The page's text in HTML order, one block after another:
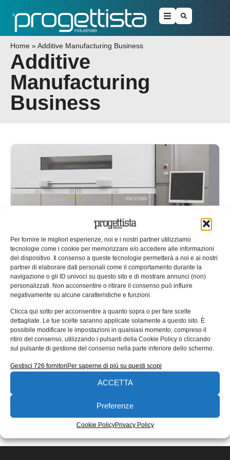
Per fornire le migliori esperienze, noi e i nostri partner utilizziamo
tecnologie come i cookie per memorizzare e/o accedere alle informazioni
del dispositivo. Il consenso a queste tecnologie permetterà a noi e ai nostri
partner di elaborare dati personali come il comportamento durante la
navigazione o gli ID univoci su questo sito e di mostrare annunci (non)
personalizzati. Non acconsentire o ritirare il consenso può influire
negativamente su alcune caratteristiche e funzioni.
Clicca qui sotto per acconsentire a quanto sopra o per fare scelte
dettagliate. Le tue scelte saranno applicate solamente a questo sito. È
possibile modificare le impostazioni in qualsiasi momento, compreso il
ritiro del consenso, utilizzando i pulsanti della Cookie Policy o cliccando
sul pulsante di gestione del consenso nella parte inferiore dello schermo.
Gestisci 726 fornitoriPer saperne di più su questi scopi
ACCETTA
Preferenze
Cookie PolicyPrivacy Policy
Home » Additive Manufacturing Business
Additive
Manufacturing
Business
Dedicata all’automotive
Dopo aver per anni distribuito in Giappone soluzioni 3D di
terze parti e supportato i clienti con un’ampia gamma di
12/04/2016
EDICOLA WEB
ISCRIVITI ALLA NEWSLETTER